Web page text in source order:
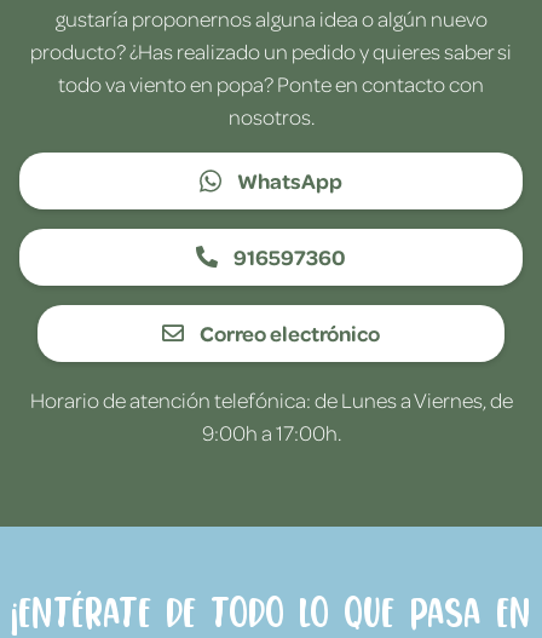
gustaría proponernos alguna idea o algún nuevo
producto? ¿Has realizado un pedido y quieres saber si
todo va viento en popa? Ponte en contacto con
nosotros.
WhatsApp
916597360
Correo electrónico
Horario de atención telefónica: de Lunes a Viernes, de
9:00h a 17:00h.
¡Entérate de todo lo que pasa en